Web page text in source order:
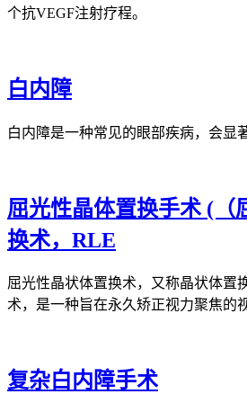
个抗VEGF注射疗程。
白内障
白内障是一种常见的眼部疾病，会显
屈光性晶体置换手术 (（
换术，RLE
屈光性晶状体置换术，又称晶状体置
术，是一种旨在永久矫正视力聚焦的
复杂白内障手术